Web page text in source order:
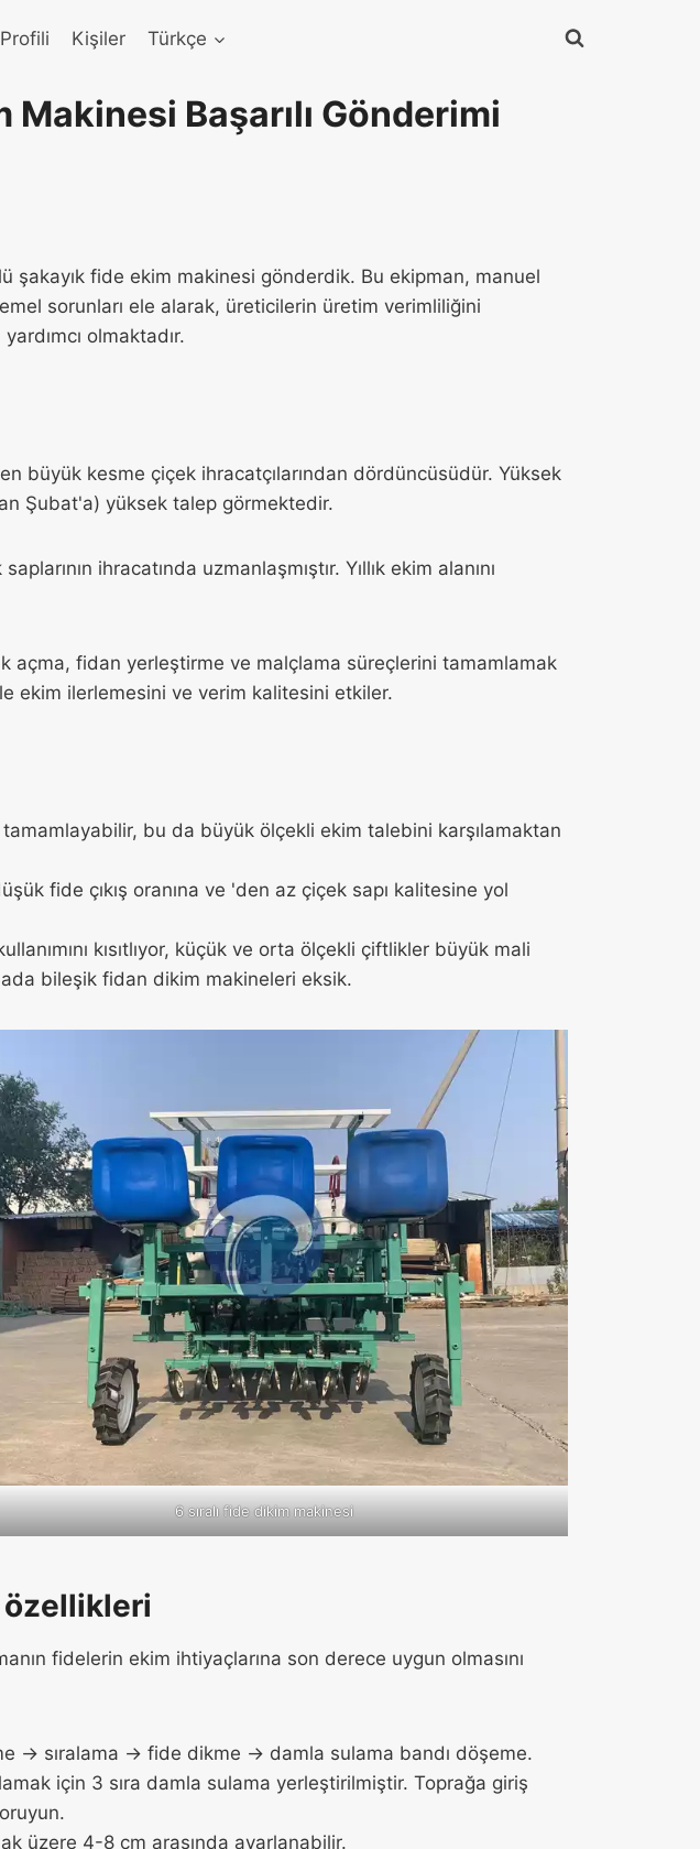
Kişiler Türkçe
Başarılı Gönderimi
şakayık fide ekim makinesi gönderdik. Bu ekipman, manuel
sorunları ele alarak, üreticilerin üretim verimliliğini
olmaktadır.
büyük kesme çiçek ihracatçılarından dördüncüsüdür. Yüksek
Şubat'a) yüksek talep görmektedir.
ihracatında uzmanlaşmıştır. Yıllık ekim alanını
açma, fidan yerleştirme ve malçlama süreçlerini tamamlamak
ekim ilerlemesini ve verim kalitesini etkiler.
bu da büyük ölçekli ekim talebini karşılamaktan
fide çıkış oranına ve 'den az çiçek sapı kalitesine yol
kısıtlıyor, küçük ve orta ölçekli çiftlikler büyük mali
bileşik fidan dikim makineleri eksik.
6 sıralı fide dikim makinesi
fidelerin ekim ihtiyaçlarına son derece uygun olmasını
→ sıralama → fide dikme → damla sulama bandı döşeme.
için 3 sıra damla sulama yerleştirilmiştir. Toprağa giriş
üzere 4-8 cm arasında ayarlanabilir.